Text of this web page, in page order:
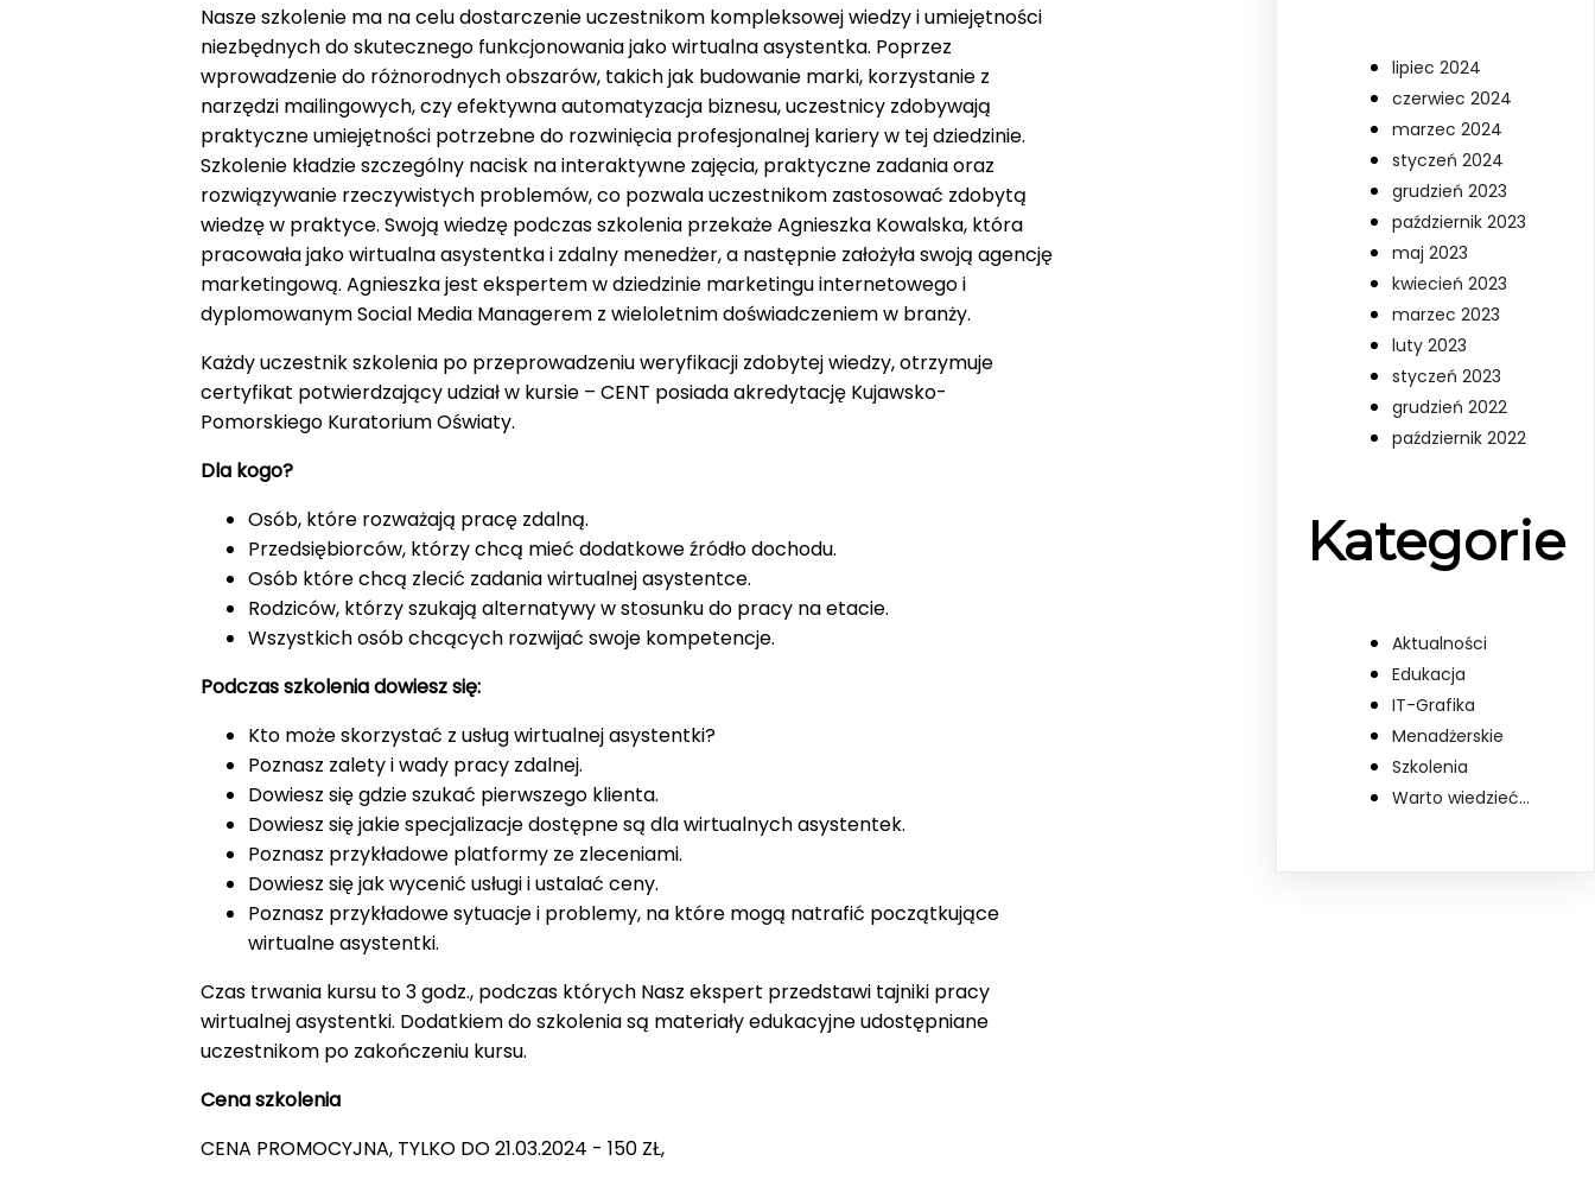
Nasze szkolenie ma na celu dostarczenie uczestnikom kompleksowej wiedzy i umiejętności
niezbędnych do skutecznego funkcjonowania jako wirtualna asystentka. Poprzez
wprowadzenie do różnorodnych obszarów, takich jak budowanie marki, korzystanie z
narzędzi mailingowych, czy efektywna automatyzacja biznesu, uczestnicy zdobywają
praktyczne umiejętności potrzebne do rozwinięcia profesjonalnej kariery w tej dziedzinie.
Szkolenie kładzie szczególny nacisk na interaktywne zajęcia, praktyczne zadania oraz
rozwiązywanie rzeczywistych problemów, co pozwala uczestnikom zastosować zdobytą
wiedzę w praktyce. Swoją wiedzę podczas szkolenia przekaże Agnieszka Kowalska, która
pracowała jako wirtualna asystentka i zdalny menedżer, a następnie założyła swoją agencję
marketingową. Agnieszka jest ekspertem w dziedzinie marketingu internetowego i
dyplomowanym Social Media Managerem z wieloletnim doświadczeniem w branży.
Każdy uczestnik szkolenia po przeprowadzeniu weryfikacji zdobytej wiedzy, otrzymuje
certyfikat potwierdzający udział w kursie – CENT posiada akredytację Kujawsko-
Pomorskiego Kuratorium Oświaty.
Dla kogo?
Osób, które rozważają pracę zdalną.
Przedsiębiorców, którzy chcą mieć dodatkowe źródło dochodu.
Osób które chcą zlecić zadania wirtualnej asystentce.
Rodziców, którzy szukają alternatywy w stosunku do pracy na etacie.
Wszystkich osób chcących rozwijać swoje kompetencje.
Podczas szkolenia dowiesz się:
Kto może skorzystać z usług wirtualnej asystentki?
Poznasz zalety i wady pracy zdalnej.
Dowiesz się gdzie szukać pierwszego klienta.
Dowiesz się jakie specjalizacje dostępne są dla wirtualnych asystentek.
Poznasz przykładowe platformy ze zleceniami.
Dowiesz się jak wycenić usługi i ustalać ceny.
Poznasz przykładowe sytuacje i problemy, na które mogą natrafić początkujące
wirtualne asystentki.
Czas trwania kursu to 3 godz., podczas których Nasz ekspert przedstawi tajniki pracy
wirtualnej asystentki. Dodatkiem do szkolenia są materiały edukacyjne udostępniane
uczestnikom po zakończeniu kursu.
Cena szkolenia
CENA PROMOCYJNA, TYLKO DO 21.03.2024 - 150 ZŁ,
lipiec 2024
czerwiec 2024
marzec 2024
styczeń 2024
grudzień 2023
październik 2023
maj 2023
kwiecień 2023
marzec 2023
luty 2023
styczeń 2023
grudzień 2022
październik 2022
Kategorie
Aktualności
Edukacja
IT-Grafika
Menadżerskie
Szkolenia
Warto wiedzieć…